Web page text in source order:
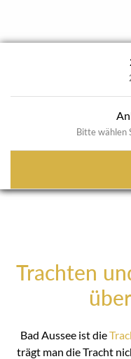
Bitte wählen
Trachten
Bad Aussee ist die
trägt man die Tracht